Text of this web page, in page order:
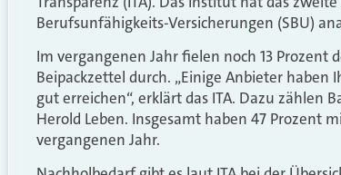
Berufsunfähigkeits-Versicherungen (SBU)
Im vergangenen Jahr fielen noch 13 Prozent
Beipackzettel durch. „Einige Anbieter
gut erreichen“, erklärt das ITA. Dazu zählen
Herold Leben. Insgesamt haben 47 Prozent
vergangenen Jahr.